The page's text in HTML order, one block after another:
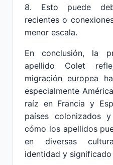
8. Esto puede
recientes o
menor escala.
En conclusión, la
apellido Colet
migración europea
especialmente
raíz en Francia y
países colonizados
cómo los apellidos
en diversas
identidad y